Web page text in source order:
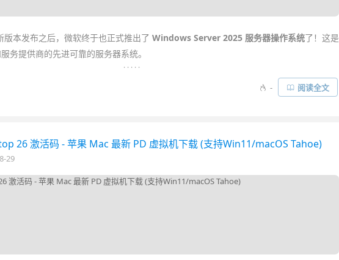
版本发布之后，微软终于也正式推出了 Windows Server 2025 服务器操作系统了！这是
务提供商的先进可靠的服务器系统。
LTSC
的优点并基于 Win11
了安全性、性能、稳定性和灵活性，引入了许多
相关创新。无论是运行各类网络
. . . . .
- 阅读全文
26 激活码 - 苹果 Mac 最新 PD 虚拟机下载 (支持Win11/macOS Tahoe)
29